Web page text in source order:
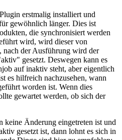
erstmalig installiert und
gewöhnlich länger. Dies ist
die synchronisiert werden
wird, wird dieser von
nach der Ausführung wird der
gesetzt. Deswegen kann es
auf inaktiv steht, aber eigentlich
es hilfreich nachzusehen, wann
worden ist. Wenn dies
gewartet werden, ob sich der
keine Änderung eingetreten ist und
gesetzt ist, dann lohnt es sich in